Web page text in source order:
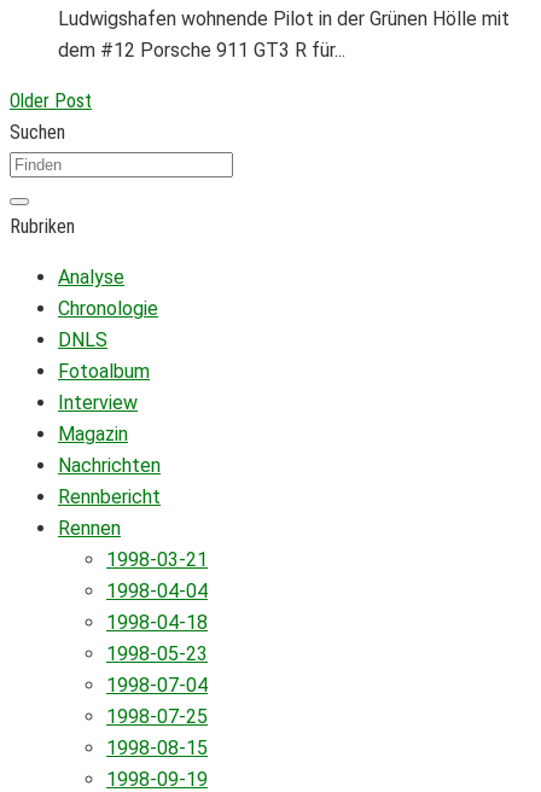
Ludwigshafen wohnende Pilot in der Grünen Hölle mit
dem #12 Porsche 911 GT3 R für...
Older Post
Suchen
Rubriken
Analyse
Chronologie
DNLS
Fotoalbum
Interview
Magazin
Nachrichten
Rennbericht
Rennen
1998-03-21
1998-04-04
1998-04-18
1998-05-23
1998-07-04
1998-07-25
1998-08-15
1998-09-19